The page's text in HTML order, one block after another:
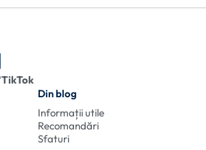
TikTok
Din blog
Informații utile
Recomandări
Sfaturi